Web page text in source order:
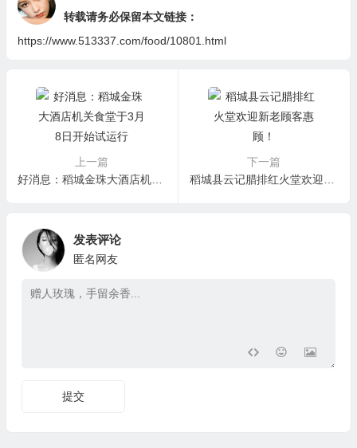
转载请务必保留本文链接：
https://www.513337.com/food/10801.html
上一篇
好消息：稻城金珠大酒店机关食堂于3月8日开始试运行
下一篇
发表评论
匿名网友
提交